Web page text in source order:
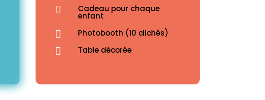
 Cadeau pour chaque
enfant
 Photobooth (10 clichés)
 Table décorée